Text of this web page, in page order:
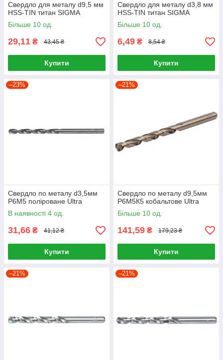
Свердло для металу d9,5 мм
HSS-TIN титан SIGMA
Більше 10 од.
29,11 ₴ 43,45 ₴
Купити
Свердло для металу d3,8 мм
HSS-TIN титан SIGMA
Більше 10 од.
6,49 ₴ 8,54 ₴
Купити
–23%
Свердло по металу d3,5мм
P6M5 поліроване Ultra
В наявності 4 од.
31,66 ₴ 41,12 ₴
Купити
–21%
Свердло по металу d9,5мм
Р6М5К5 кобальтове Ultra
Більше 10 од.
141,59 ₴ 179,23 ₴
Купити
–21% –21%